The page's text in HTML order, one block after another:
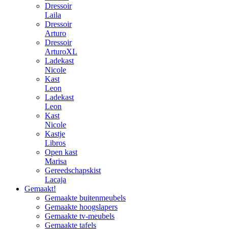
Dressoir
Laila
Dressoir
Arturo
Dressoir
ArturoXL
Ladekast
Nicole
Kast
Leon
Ladekast
Leon
Kast
Nicole
Kastje
Libros
Open kast
Marisa
Gereedschapskist
Lacaja
Gemaakt!
Gemaakte buitenmeubels
Gemaakte hoogslapers
Gemaakte tv-meubels
Gemaakte tafels